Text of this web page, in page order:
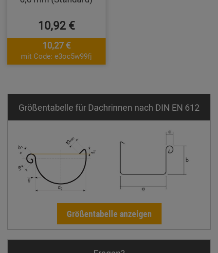
10,92 €
10,27 €
mit Code: e3oc5w99fj
Größentabelle für Dachrinnen nach DIN EN 612
Größentabelle anzeigen